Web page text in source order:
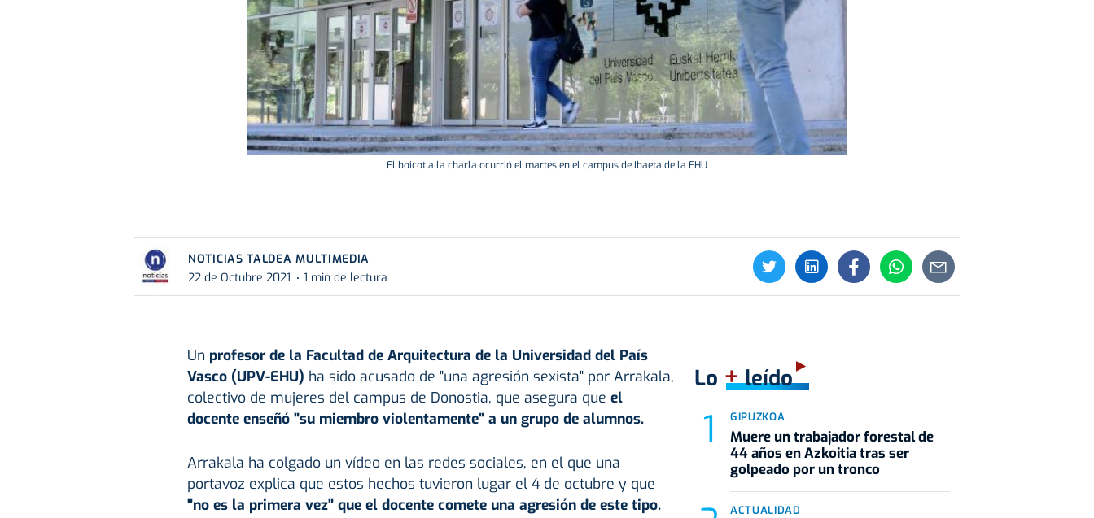
El boicot a la charla ocurrió el martes en el campus de Ibaeta de la EHU
NOTICIAS TALDEA MULTIMEDIA
22 de Octubre 2021
1 min de lectura
Un profesor de la Facultad de Arquitectura de la Universidad del País
Vasco (UPV-EHU) ha sido acusado de "una agresión sexista" por Arrakala,
colectivo de mujeres del campus de Donostia, que asegura que el
docente enseñó "su miembro violentamente" a un grupo de alumnos.
Arrakala ha colgado un vídeo en las redes sociales, en el que una
portavoz explica que estos hechos tuvieron lugar el 4 de octubre y que
"no es la primera vez" que el docente comete una agresión de este tipo.
Lo +leído
GIPUZKOA
Muere un trabajador forestal de
44 años en Azkoitia tras ser
golpeado por un tronco
ACTUALIDAD